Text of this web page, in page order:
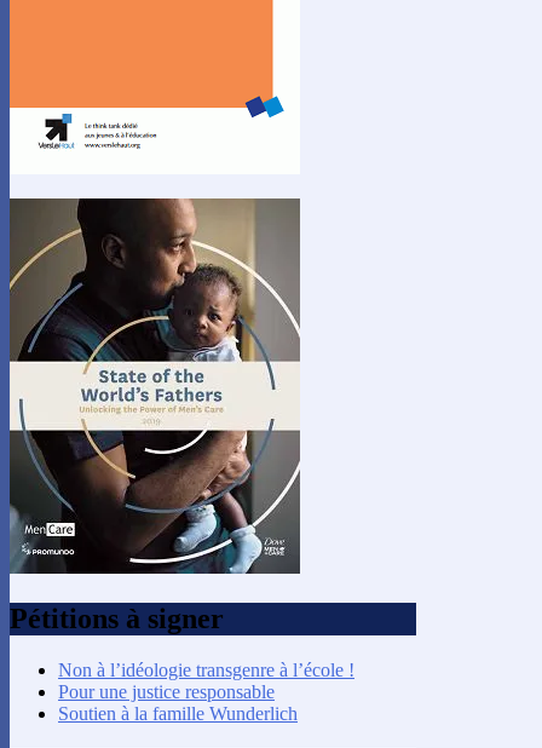
Pétitions à signer
Non à l’idéologie transgenre à l’école !
Pour une justice responsable
Soutien à la famille Wunderlich